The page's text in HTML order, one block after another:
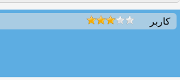
کاربر